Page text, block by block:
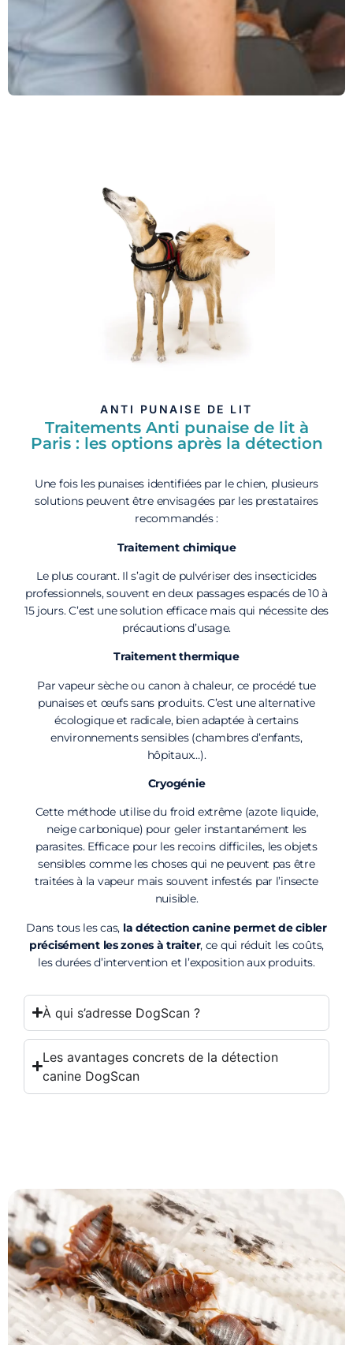
ANTI PUNAISE DE LIT
Traitements Anti punaise de lit à
Paris : les options après la détection
Une fois les punaises identifiées par le chien, plusieurs
solutions peuvent être envisagées par les prestataires
recommandés :
Traitement chimique
Le plus courant. Il s’agit de pulvériser des insecticides
professionnels, souvent en deux passages espacés de 10 à
15 jours. C’est une solution efficace mais qui nécessite des
précautions d’usage.
Traitement thermique
Par vapeur sèche ou canon à chaleur, ce procédé tue
punaises et œufs sans produits. C’est une alternative
écologique et radicale, bien adaptée à certains
environnements sensibles (chambres d’enfants,
hôpitaux…).
Cryogénie
Cette méthode utilise du froid extrême (azote liquide,
neige carbonique) pour geler instantanément les
parasites. Efficace pour les recoins difficiles, les objets
sensibles comme les choses qui ne peuvent pas être
traitées à la vapeur mais souvent infestés par l’insecte
nuisible.
Dans tous les cas, la détection canine permet de cibler
précisément les zones à traiter, ce qui réduit les coûts,
les durées d’intervention et l’exposition aux produits.
À qui s’adresse DogScan ?
Les avantages concrets de la détection
canine DogScan